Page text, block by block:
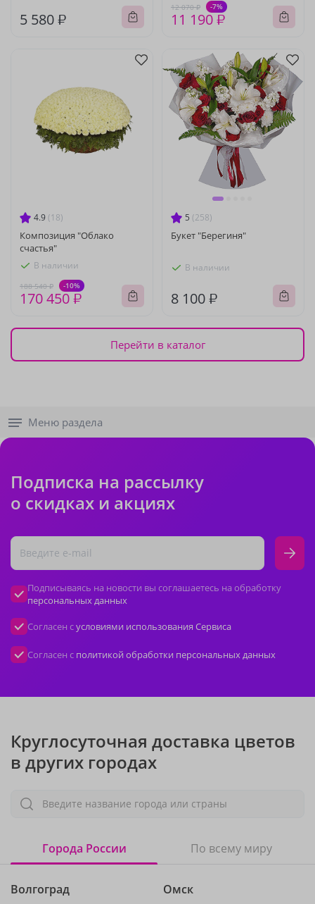
5 580 ₽
12 070 ₽ -7%
11 190 ₽
4.9 (18)
Композиция "Облако
счастья"
В наличии
188 540 ₽ -10%
170 450 ₽
5 (258)
Букет "Берегиня"
В наличии
8 100 ₽
Перейти в каталог
Меню раздела
Подписка на рассылку
о скидках и акциях
Подписываясь на новости вы соглашаетесь на обработку
персональных данных
Согласен сусловиями использования Сервиса
Согласен с политикой обработки персональных данных
Круглосуточная доставка цветов
в других городах
Введите название города или страны
Города России По всему миру
Волгоград
Омск